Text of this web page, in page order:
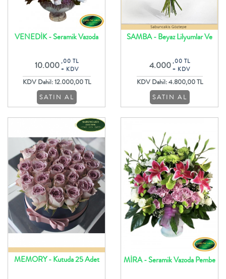
VENEDİK - Seramik Vazoda
Güller
10.000 ,00 TL
+ KDV
KDV Dahil: 12.000,00 TL
SATIN AL
SAMBA - Beyaz Lilyumlar Ve
Buketi
4.000 ,00 TL
+ KDV
KDV Dahil: 4.800,00 TL
SATIN AL
MEMORY - Kutuda 25 Adet
MİRA - Seramik Vazoda Pembe